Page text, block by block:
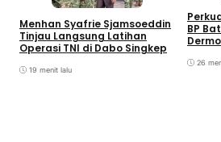
Menhan Syafrie Sjamsoeddin
Tinjau Langsung Latihan
Operasi TNI di Dabo Singkep
19 menit lalu
BP
26